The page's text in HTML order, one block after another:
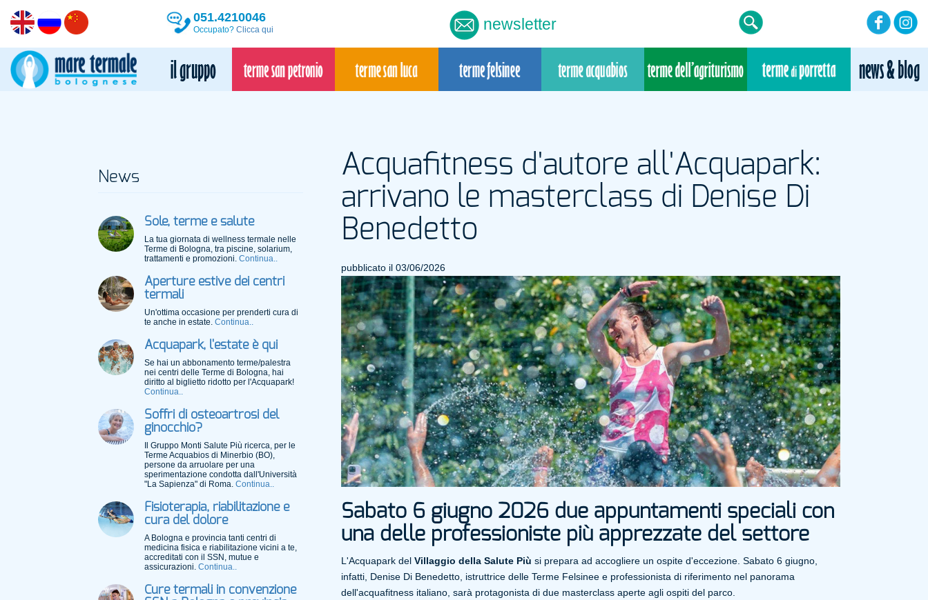
051.4210046
Occupato? Clicca qui newsletter
Acquafitness d'autore all'Acquapark:
arrivano le masterclass di Denise Di
Benedetto
pubblicato il 03/06/2026
Sabato 6 giugno 2026 due appuntamenti speciali con
una delle professioniste più apprezzate del settore
L'Acquapark del Villaggio della Salute Più si prepara ad accogliere un ospite d'eccezione. Sabato 6 giugno,
infatti, Denise Di Benedetto, istruttrice delle Terme Felsinee e professionista di riferimento nel panorama
dell'acquafitness italiano, sarà protagonista di due masterclass aperte agli ospiti del parco.
News
Sole, terme e salute
La tua giornata di wellness termale nelle
Terme di Bologna, tra piscine, solarium,
trattamenti e promozioni. Continua..
Aperture estive dei centri
termali
Un'ottima occasione per prenderti cura di
te anche in estate. Continua..
Acquapark, l'estate è qui
Se hai un abbonamento terme/palestra
nei centri delle Terme di Bologna, hai
diritto al biglietto ridotto per l'Acquapark!
Continua..
Soffri di osteoartrosi del
ginocchio?
Il Gruppo Monti Salute Più ricerca, per le
Terme Acquabios di Minerbio (BO),
persone da arruolare per una
sperimentazione condotta dall'Università
"La Sapienza" di Roma. Continua..
Fisioterapia, riabilitazione e
cura del dolore
A Bologna e provincia tanti centri di
medicina fisica e riabilitazione vicini a te,
accreditati con il SSN, mutue e
assicurazioni. Continua..
Cure termali in convenzione